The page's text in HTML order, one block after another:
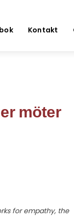
Kontakt
möter
for empathy, the